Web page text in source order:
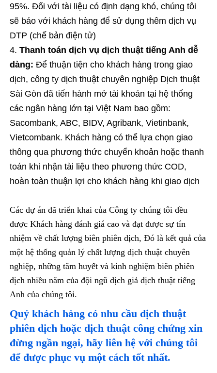
95%. Đối với tài liệu có định dạng khó, chúng tôi
sẽ báo với khách hàng để sử dụng thêm dịch vụ
DTP (chế bản điện tử)
Thanh toán dịch vụ dịch thuật tiếng Anh dễ
dàng: Để thuận tiện cho khách hàng trong giao
dịch, công ty dịch thuật chuyên nghiệp Dịch thuật
Sài Gòn đã tiến hành mở tài khoản tại hệ thống
các ngân hàng lớn tại Việt Nam bao gồm:
Sacombank, ABC, BIDV, Agribank, Vietinbank,
Vietcombank. Khách hàng có thể lựa chọn giao
thông qua phương thức chuyển khoản hoặc thanh
toán khi nhận tài liệu theo phương thức COD,
hoàn toàn thuận lợi cho khách hàng khi giao dịch
Các dự án đã triển khai của Công ty chúng tôi đều
được Khách hàng đánh giá cao và đạt được sự tín
nhiệm về chất lượng biên phiên dịch, Đó là kết quả của
một hệ thống quản lý chất lượng dịch thuật chuyên
nghiệp, những tâm huyết và kinh nghiệm biên phiên
dịch nhiều năm của đội ngũ dịch giả dịch thuật tiếng
Anh của chúng tôi.
Quý khách hàng có nhu cầu dịch thuật
phiên dịch hoặc dịch thuật công chứng xin
đừng ngần ngại, hãy liên hệ với chúng tôi
để được phục vụ một cách tốt nhất.